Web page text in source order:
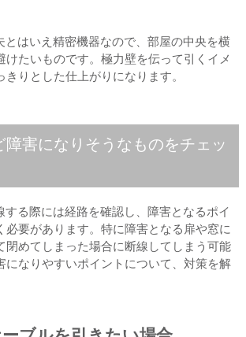
とはいえ精密機器なので、部屋の中央を横
けたいものです。極力壁を伝って引くイメ
りとした仕上がりになります。
害になりそうなものをチェッ
する際には経路を確認し、障害となるポイ
必要があります。特に障害となる扉や窓に
閉めてしまった場合に断線してしまう可能
になりやすいポイントについて、対策を解